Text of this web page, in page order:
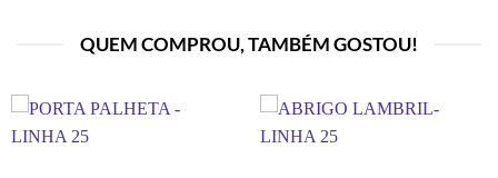
QUEM COMPROU, TAMBÉM GOSTOU!